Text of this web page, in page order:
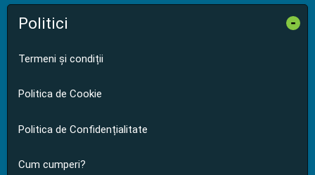
Politici -
Termeni și condiții
Politica de Cookie
Politica de Confidențialitate
Cum cumperi?